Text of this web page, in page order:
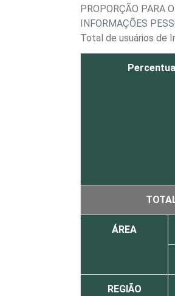
PROPORÇÃO PARA
INFORMAÇÕES
Total de usuários de
ÁREA
REGIÃO